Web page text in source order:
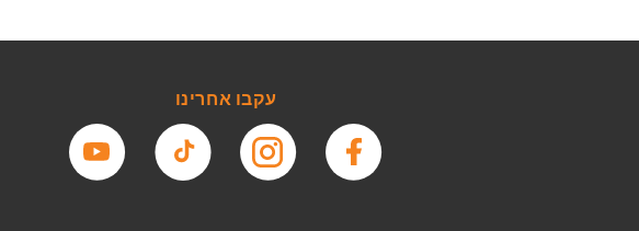
עקבו אחרינו
פייסבוק אינסטגרם טיקטוק יוטיוב